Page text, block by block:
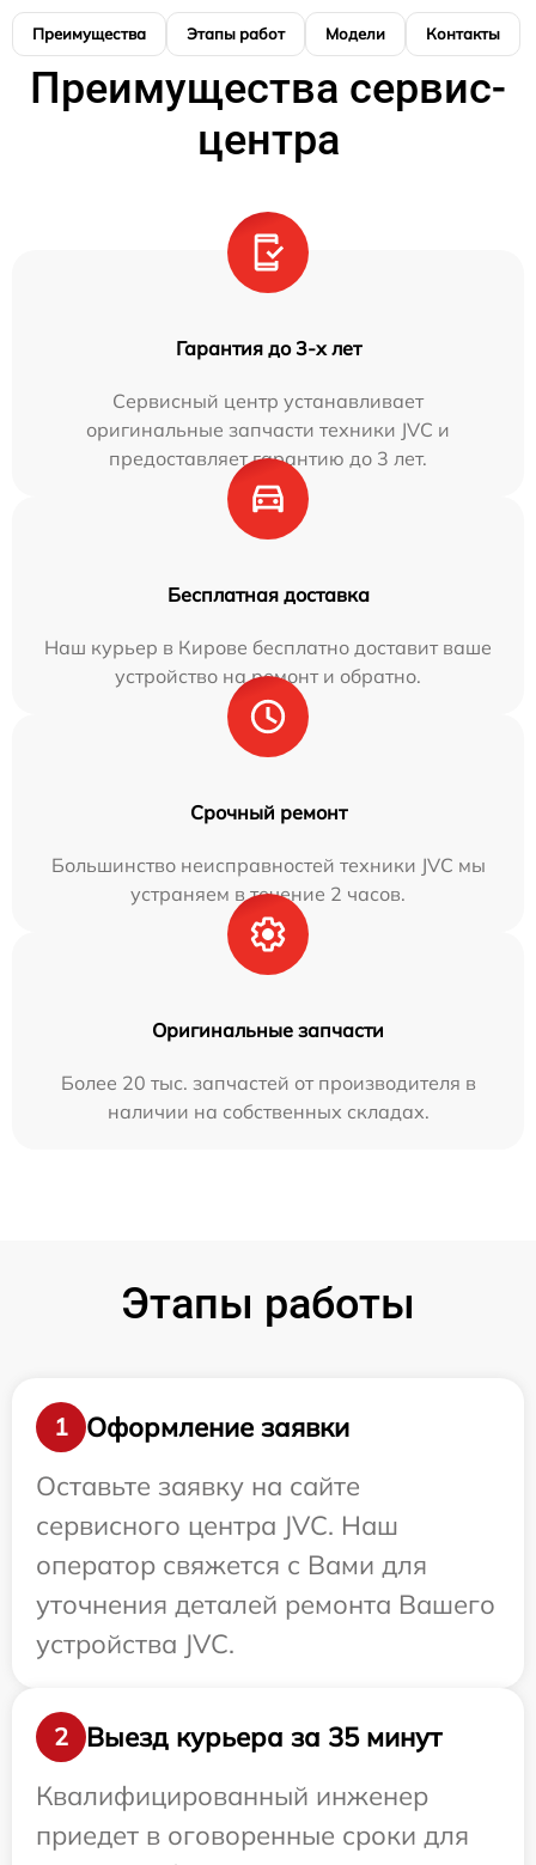
Преимущества Этапы работ Модели Контакты
Преимущества сервис-
центра
Гарантия до 3-х лет
Сервисный центр устанавливает
оригинальные запчасти техники JVC и
предоставляет гарантию до 3 лет.
Бесплатная доставка
Наш курьер в Кирове бесплатно доставит ваше
устройство на ремонт и обратно.
Срочный ремонт
Большинство неисправностей техники JVC мы
устраняем в течение 2 часов.
Оригинальные запчасти
Более 20 тыс. запчастей от производителя в
наличии на собственных складах.
Этапы работы
1
Оформление заявки
Оставьте заявку на сайте
сервисного центра JVC. Наш
оператор свяжется с Вами для
уточнения деталей ремонта Вашего
устройства JVC.
2
Выезд курьера за 35 минут
Квалифицированный инженер
приедет в оговоренные сроки для